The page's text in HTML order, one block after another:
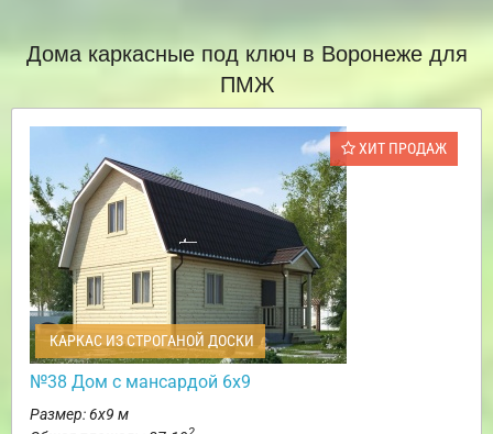
Дома каркасные под ключ в Воронеже для
ПМЖ
ХИТ ПРОДАЖ
КАРКАС ИЗ СТРОГАНОЙ ДОСКИ
№38 Дом с мансардой 6х9
Размер: 6х9 м